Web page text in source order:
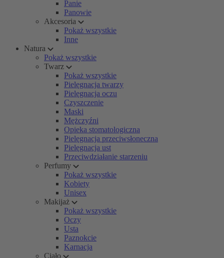
Panie
Panowie
Akcesoria
Pokaż wszystkie
Inne
Natura
Pokaż wszystkie
Twarz
Pokaż wszystkie
Pielęgnacja twarzy
Pielęgnacja oczu
Czyszczenie
Maski
Mężczyźni
Opieka stomatologiczna
Pielęgnacja przeciwsłoneczna
Pielęgnacja ust
Przeciwdziałanie starzeniu
Perfumy
Pokaż wszystkie
Kobiety
Unisex
Makijaż
Pokaż wszystkie
Oczy
Usta
Paznokcie
Karnacja
Ciało